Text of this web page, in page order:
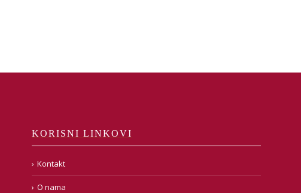
KORISNI LINKOVI
Kontakt
O nama